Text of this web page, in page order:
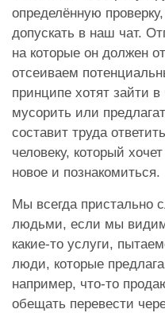
определённую
допускать в наш чат.
на которые он должен
отсеиваем
принципе хотят зайти
мусорить или
составит труда
человеку, который
новое и познакомиться.
Мы всегда пристально
людьми, если мы
какие-то услуги,
люди, которые
например, что-то
обещать перевести